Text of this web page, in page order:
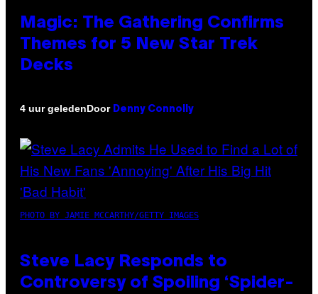
Magic: The Gathering Confirms
Themes for 5 New Star Trek
Decks
4 uur geledenDoor Denny Connolly
PHOTO BY JAMIE MCCARTHY/GETTY IMAGES
Steve Lacy Responds to
Controversy of Spoiling ‘Spider-